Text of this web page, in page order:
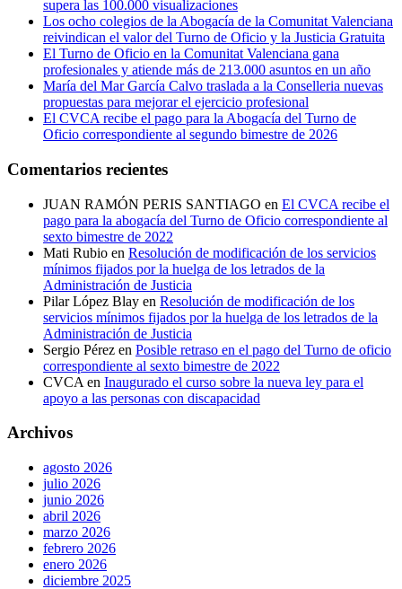
supera las 100.000 visualizaciones
Los ocho colegios de la Abogacía de la Comunitat Valenciana
reivindican el valor del Turno de Oficio y la Justicia Gratuita
El Turno de Oficio en la Comunitat Valenciana gana
profesionales y atiende más de 213.000 asuntos en un año
María del Mar García Calvo traslada a la Conselleria nuevas
propuestas para mejorar el ejercicio profesional
El CVCA recibe el pago para la Abogacía del Turno de
Oficio correspondiente al segundo bimestre de 2026
Comentarios recientes
JUAN RAMÓN PERIS SANTIAGO en El CVCA recibe el
pago para la abogacía del Turno de Oficio correspondiente al
sexto bimestre de 2022
Mati Rubio en Resolución de modificación de los servicios
mínimos fijados por la huelga de los letrados de la
Administración de Justicia
Pilar López Blay en Resolución de modificación de los
servicios mínimos fijados por la huelga de los letrados de la
Administración de Justicia
Sergio Pérez en Posible retraso en el pago del Turno de oficio
correspondiente al sexto bimestre de 2022
CVCA en Inaugurado el curso sobre la nueva ley para el
apoyo a las personas con discapacidad
Archivos
agosto 2026
julio 2026
junio 2026
abril 2026
marzo 2026
febrero 2026
enero 2026
diciembre 2025